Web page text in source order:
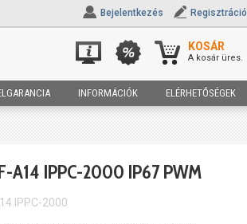
Bejelentkezés Regisztráció
KOSÁR
A kosár üres.
INFORMÁCIÓK ELÉRHETŐSÉGEK
A14 IPPC-2000 IP67 PWM
IPPC-2000